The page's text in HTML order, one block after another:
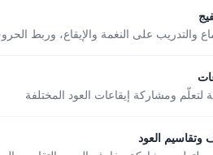
والتدريب على النغمة والإيقاع، وربط
لتعلّم ومشاركة إيقاعات العود المختلفة
وتقاسيم العود